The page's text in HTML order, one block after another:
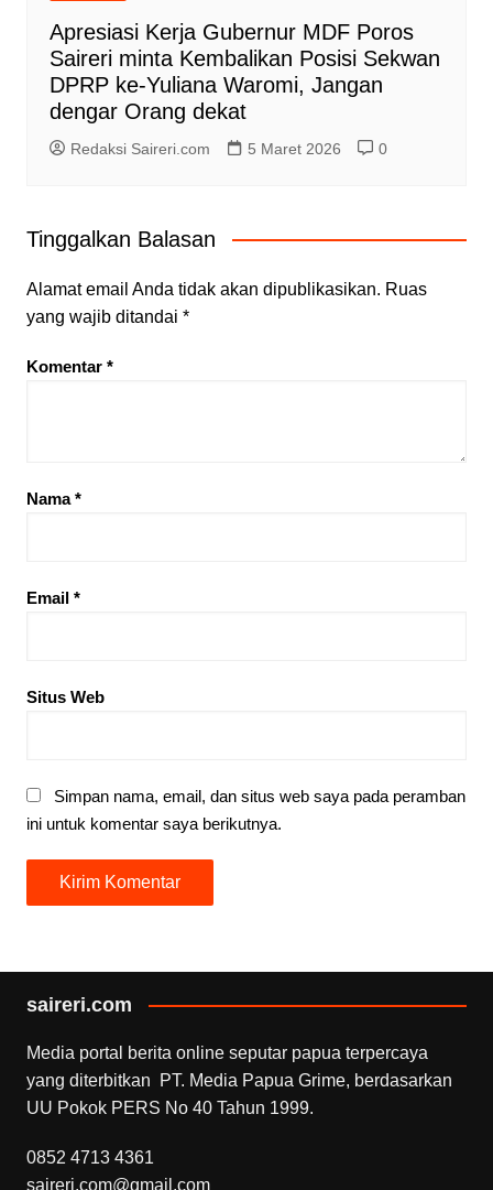
Apresiasi Kerja Gubernur MDF Poros
Saireri minta Kembalikan Posisi Sekwan
DPRP ke-Yuliana Waromi, Jangan
dengar Orang dekat
Redaksi Saireri.com 5 Maret 2026 0
Tinggalkan Balasan
Alamat email Anda tidak akan dipublikasikan. Ruas
yang wajib ditandai *
Komentar *
Nama*
Email *
Situs Web
Simpan nama, email, dan situs web saya pada peramban
ini untuk komentar saya berikutnya.
saireri.com
Media portal berita online seputar papua terpercaya
yang diterbitkan PT. Media Papua Grime, berdasarkan
UU Pokok PERS No 40 Tahun 1999.
0852 4713 4361
saireri.com@gmail.com